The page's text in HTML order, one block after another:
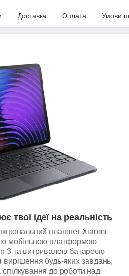
Доставка Оплата Умови
твої ідеї на реальність
планшет Xiaomi
мобільною платформою
3 та витривалою батареєю
вирішення будь-яких завдань,
спілкування до роботи над